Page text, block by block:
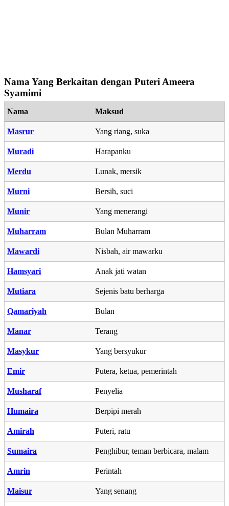
Nama Yang Berkaitan dengan Puteri Ameera
Syamimi
Nama Maksud
Masrur Yang riang, suka
Muradi Harapanku
Merdu Lunak, mersik
Murni Bersih, suci
Munir Yang menerangi
Muharram Bulan Muharram
Mawardi Nisbah, air mawarku
Hamsyari Anak jati watan
Mutiara Sejenis batu berharga
Qamariyah Bulan
Manar Terang
Masykur Yang bersyukur
Emir Putera, ketua, pemerintah
Musharaf Penyelia
Humaira Berpipi merah
Amirah Puteri, ratu
Sumaira Penghibur, teman berbicara, malam
Amrin Perintah
Maisur Yang senang